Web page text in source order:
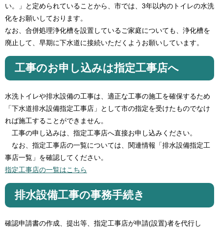
い。」と定められていることから、市では、3年以内のトイレの水洗
化をお願いしております。
なお、合併処理浄化槽を設置しているご家庭についても、浄化槽を
廃止して、早期に下水道に接続いただくようお願いしています。
工事のお申し込みは指定工事店へ
水洗トイレや排水設備の工事は、適正な工事の施工を確保するため
「下水道排水設備指定工事店」として市の指定を受けたものでなけ
れば施工することができません。
工事の申し込みは、指定工事店へ直接お申し込みください。
なお、指定工事店の一覧については、関連情報「排水設備指定工
事店一覧」を確認してください。
指定工事店の一覧はこちら
排水設備工事の事務手続き
確認申請書の作成、提出等、指定工事店が申請(設置)者を代行し